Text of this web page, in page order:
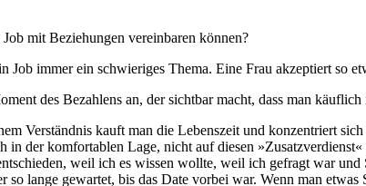
mit Beziehungen vereinbaren können?
Job immer ein schwieriges Thema. Eine Frau akzeptiert so
des Bezahlens an, der sichtbar macht, dass man käuflich
Verständnis kauft man die Lebenszeit und konzentriert
in der komfortablen Lage, nicht auf diesen
weil ich es wissen wollte, weil ich gefragt war
so lange gewartet, bis das Date vorbei war. Wenn man